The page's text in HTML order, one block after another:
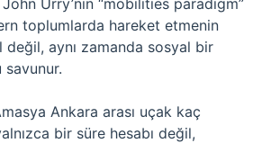
Urry’nin “mobilities paradigm”
toplumlarda hareket etmenin
değil, aynı zamanda sosyal bir
Ankara arası uçak kaç
bir süre hesabı değil,